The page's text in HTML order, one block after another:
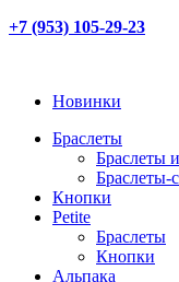
+7 (953) 105-29-23
Новинки
Браслеты
Браслеты
Браслеты-
Кнопки
Petite
Браслеты
Кнопки
Альпака